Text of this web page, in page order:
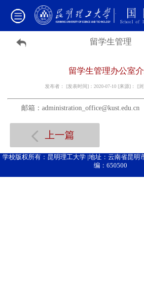
留学生管理
留学生管理办公室
发布者： [发表时间]：2020-07-10 [来源]： [浏
邮箱：administration_office@kust.edu.cn
上一篇
学校版权所有：昆明理工大学 |地址：云南省昆明
编：650500